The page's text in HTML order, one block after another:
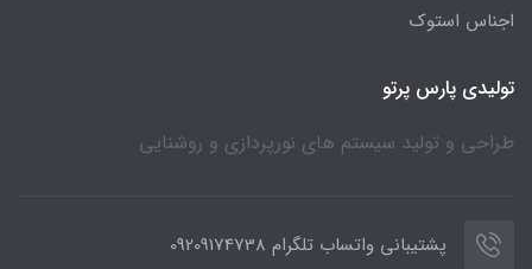
اجناس استوک
تولیدی پارس پرتو
طراحی و تولید سیستم های نورپردازی و روشنایی
پشتیبانی واتساب تلگرام 09209174738